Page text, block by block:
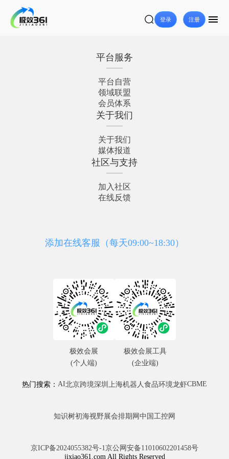
登录 注册
平台服务
平台自营
领域联盟
会员体系
关于我们
关于我们
媒体报道
社区与支持
加入社区
在线反馈
添加在线客服（每天09:00~18:30）
热门搜索： AI北京跨境深圳 上海机器人食品环境龙虾CBME
知识树初海视野展会排期网 中国工控网
京ICP备2024055382号-1京公网安备11010602201458号
jixiao361.com All Rights Reserved
极效会展
(个人端)
极效会展工具
(企业端)